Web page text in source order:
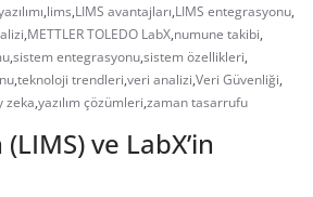
,lims,LIMS avantajları,LIMS entegrasyonu,
,METTLER TOLEDO LabX,numune takibi,
,sistem entegrasyonu,sistem özellikleri,
,teknoloji trendleri,veri analizi,Veri Güvenliği,
zeka,yazılım çözümleri,zaman tasarrufu
ve LabX’in